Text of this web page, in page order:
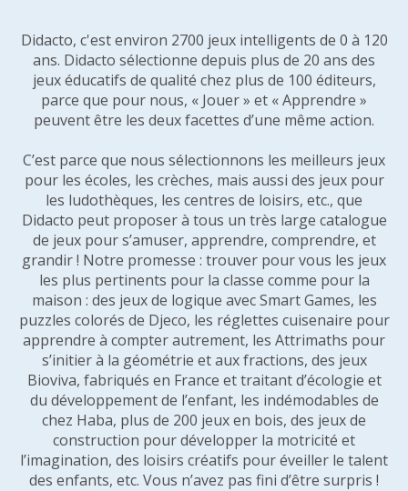
Didacto, c'est environ 2700 jeux intelligents de 0 à 120
ans. Didacto sélectionne depuis plus de 20 ans des
jeux éducatifs de qualité chez plus de 100 éditeurs,
parce que pour nous, « Jouer » et « Apprendre »
peuvent être les deux facettes d’une même action.
C’est parce que nous sélectionnons les meilleurs jeux
pour les écoles, les crèches, mais aussi des jeux pour
les ludothèques, les centres de loisirs, etc., que
Didacto peut proposer à tous un très large catalogue
de jeux pour s’amuser, apprendre, comprendre, et
grandir ! Notre promesse : trouver pour vous les jeux
les plus pertinents pour la classe comme pour la
maison : des jeux de logique avec Smart Games, les
puzzles colorés de Djeco, les réglettes cuisenaire pour
apprendre à compter autrement, les Attrimaths pour
s’initier à la géométrie et aux fractions, des jeux
Bioviva, fabriqués en France et traitant d’écologie et
du développement de l’enfant, les indémodables de
chez Haba, plus de 200 jeux en bois, des jeux de
construction pour développer la motricité et
l’imagination, des loisirs créatifs pour éveiller le talent
des enfants, etc. Vous n’avez pas fini d’être surpris !